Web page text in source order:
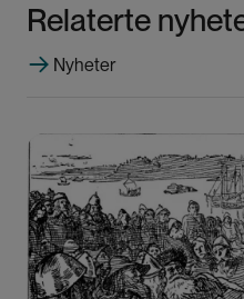
Relaterte
Nyheter
Bilde